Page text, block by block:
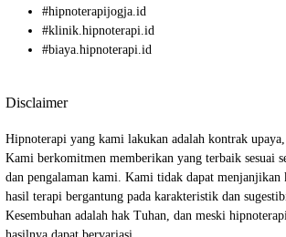
#hipnoterapijogja.id
#klinik.hipnoterapi.id
#biaya.hipnoterapi.id
Disclaimer
Hipnoterapi yang kami lakukan adalah kontrak
Kami berkomitmen memberikan yang terbaik sesuai
dan pengalaman kami. Kami tidak dapat menjanjikan
hasil terapi bergantung pada karakteristik dan
Kesembuhan adalah hak Tuhan, dan meski